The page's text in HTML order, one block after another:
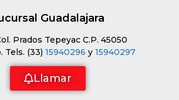
Guadalajara
Prados Tepeyac C.P. 45050
Tels. (33) 15940296 y 15940297
Llamar